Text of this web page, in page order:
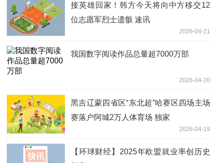
接英雄回家！韩方今天将向中方移交12
位志愿军烈士遗骸 速讯
2026-04-21
我国数字阅读作品总量超7000万部
2026-04-20
黑吉辽蒙四省区“东北超”哈赛区四场主场
赛落户阿城2万人体育场 独家
2026-04-19
【环球财经】2025年欧盟就业率创历史